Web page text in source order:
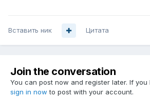
Вставить ник Цитата
Join the conversation
You can post now and register later. If
sign in now to post with your account.